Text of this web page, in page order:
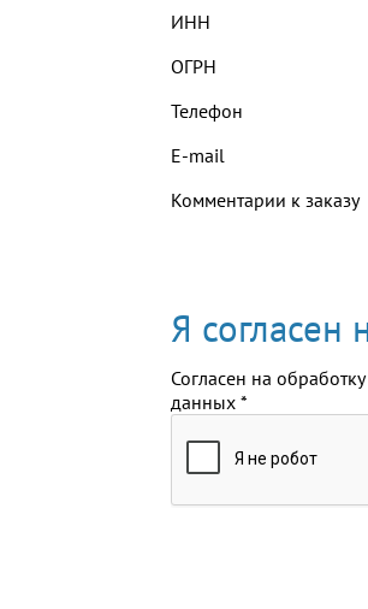
ИНН
ОГРН
Телефон
E-mail
Комментарии к заказу
Я согласен
Согласен на обработку
данных *